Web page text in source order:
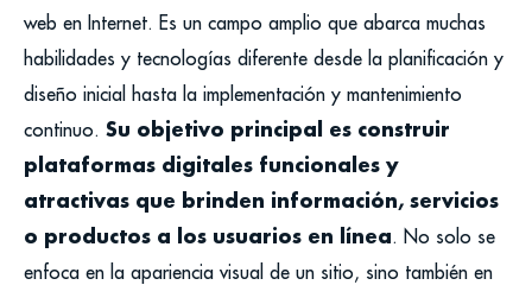
web en Internet. Es un campo amplio que abarca muchas
habilidades y tecnologías diferente desde la planificación y
diseño inicial hasta la implementación y mantenimiento
continuo. Su objetivo principal es construir
plataformas digitales funcionales y
atractivas que brinden información, servicios
o productos a los usuarios en línea. No solo se
enfoca en la apariencia visual de un sitio, sino también en